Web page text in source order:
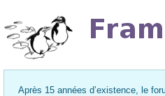
Après 15 années d’existence, le